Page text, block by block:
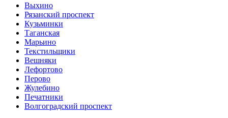
Выхино
Рязанский проспект
Кузьминки
Таганская
Марьино
Текстильщики
Вешняки
Лефортово
Перово
Жулебино
Печатники
Волгоградский проспект